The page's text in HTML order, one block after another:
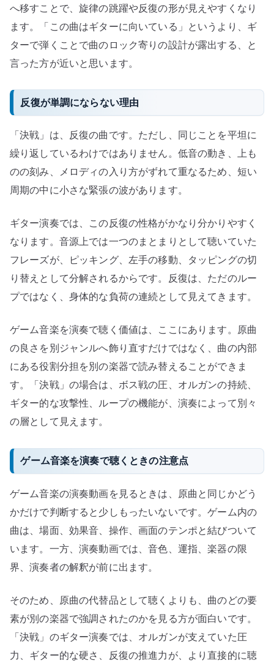
へ移すことで、旋律の跳躍や反復の形が見えやすくなり
ます。「この曲はギターに向いている」というより、ギ
ターで弾くことで曲のロック寄りの設計が露出する、と
言った方が近いと思います。
反復が単調にならない理由
「決戦」は、反復の曲です。ただし、同じことを平坦に
繰り返しているわけではありません。低音の動き、上も
のの刻み、メロディの入り方がずれて重なるため、短い
周期の中に小さな緊張の波があります。
ギター演奏では、この反復の性格がかなり分かりやすく
なります。音源上では一つのまとまりとして聴いていた
フレーズが、ピッキング、左手の移動、タッピングの切
り替えとして分解されるからです。反復は、ただのルー
プではなく、身体的な負荷の連続として見えてきます。
ゲーム音楽を演奏で聴く価値は、ここにあります。原曲
の良さを別ジャンルへ飾り直すだけではなく、曲の内部
にある役割分担を別の楽器で読み替えることができま
す。「決戦」の場合は、ボス戦の圧、オルガンの持続、
ギター的な攻撃性、ループの機能が、演奏によって別々
の層として見えます。
ゲーム音楽を演奏で聴くときの注意点
ゲーム音楽の演奏動画を見るときは、原曲と同じかどう
かだけで判断すると少しもったいないです。ゲーム内の
曲は、場面、効果音、操作、画面のテンポと結びついて
います。一方、演奏動画では、音色、運指、楽器の限
界、演奏者の解釈が前に出ます。
そのため、原曲の代替品として聴くよりも、曲のどの要
素が別の楽器で強調されたのかを見る方が面白いです。
「決戦」のギター演奏では、オルガンが支えていた圧
力、ギター的な硬さ、反復の推進力が、より直接的に聴